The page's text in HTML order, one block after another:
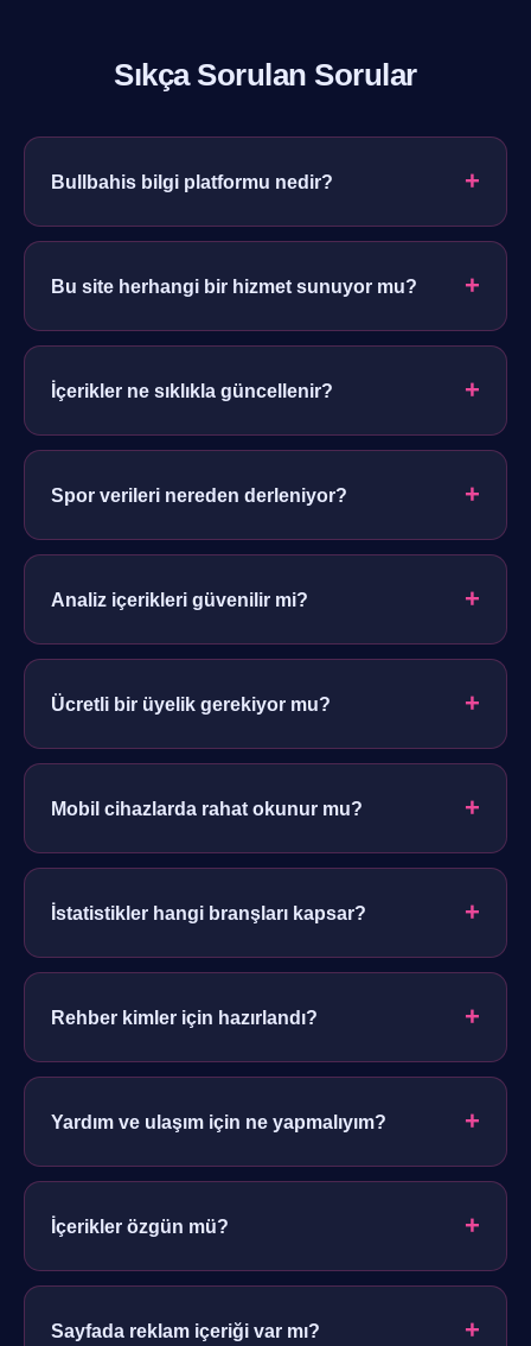
Sıkça Sorulan Sorular
Bullbahis bilgi platformu nedir? +
Bağımsız bir rehber sitesidir; spor verileri, istatistik ve
Bu site herhangi bir hizmet sunuyor mu? +
Hayır. Site yalnızca bilgi ve analiz içeriği paylaşır,
İçerikler ne sıklıkla güncellenir? +
Rehber içerikleri düzenli aralıklarla gözden geçirilir ve
Spor verileri nereden derleniyor? +
Kamuya açık istatistik kaynakları analiz edilerek
Analiz içerikleri güvenilir mi? +
İçerikler bilgilendirme amaçlıdır; kesin sonuç garantisi
Ücretli bir üyelik gerekiyor mu? +
Hayır. Rehberdeki tüm bilgi içerikleri ücretsiz ve
Mobil cihazlarda rahat okunur mu? +
Evet. Tasarım telefon, tablet ve masaüstünde tam
İstatistikler hangi branşları kapsar? +
Futbol, basketbol ve tenis gibi popüler spor dallarına
Rehber kimler için hazırlandı? +
Spor istatistiklerini merak eden, analiz okumaktan
Yardım ve ulaşım için ne yapmalıyım? +
Footer bölümündeki iletişim bağlantıları üzerinden
İçerikler özgün mü? +
Evet. Tüm metinler bu platform için özgün olarak, sade
Sayfada reklam içeriği var mı? +